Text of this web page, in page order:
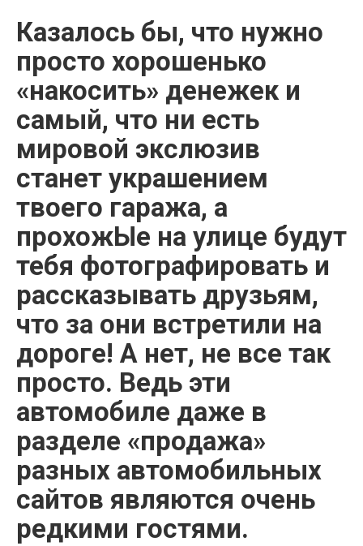
Казалось бы, что нужно
просто хорошенько
«накосить» денежек и
самый, что ни есть
мировой экслюзив
станет украшением
твоего гаража, а
прохожЫе на улице будут
тебя фотографировать и
рассказывать друзьям,
что за они встретили на
дороге! А нет, не все так
просто. Ведь эти
автомобиле даже в
разделе «продажа»
разных автомобильных
сайтов являются очень
редкими гостями.